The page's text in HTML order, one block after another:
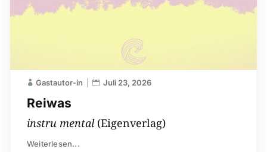
Reiwas
Gastautor-in Juli 23, 2026
instru mental(Eigenverlag)
Weiterlesen...